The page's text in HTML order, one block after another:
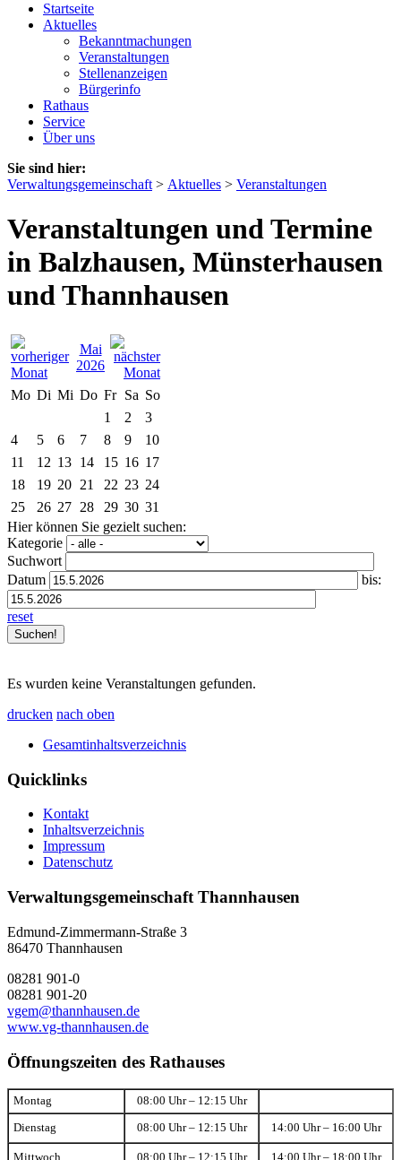
Startseite
Aktuelles
Bekanntmachungen
Veranstaltungen
Stellenanzeigen
Bürgerinfo
Rathaus
Service
Über uns
Sie sind hier:
Verwaltungsgemeinschaft > Aktuelles > Veranstaltungen
Veranstaltungen und Termine
in Balzhausen, Münsterhausen
und Thannhausen
Mai
2026
Mo Di Mi Do Fr Sa So
1
2
3
4
5 6 7 8 9
10
11
12 13 14 15 16 17
18
19 20 21 22 23 24
25
26 27 28 29 30 31
Hier können Sie gezielt suchen:
Kategorie
Suchwort
Datum
bis:
reset
Es wurden keine Veranstaltungen gefunden.
drucken nach oben
Gesamtinhaltsverzeichnis
Quicklinks
Kontakt
Inhaltsverzeichnis
Impressum
Datenschutz
Verwaltungsgemeinschaft Thannhausen
Edmund-Zimmermann-Straße 3
86470 Thannhausen
08281 901-0
08281 901-20
vgem@thannhausen.de
www.vg-thannhausen.de
Öffnungszeiten des Rathauses
Montag 08:00 Uhr – 12:15 Uhr
Dienstag 08:00 Uhr – 12:15 Uhr 14:00 Uhr – 16:00 Uhr